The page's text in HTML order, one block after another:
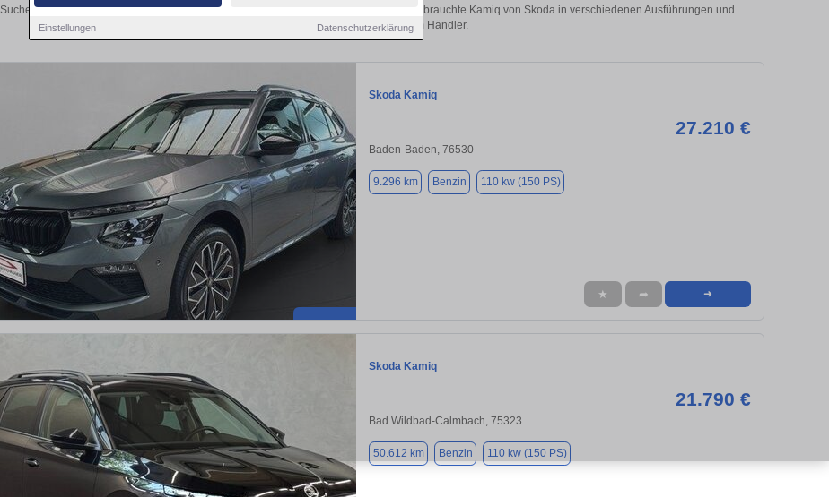
Einstellungen Datenschutzerklärung
Suchen Sie in Bad Herrenalb einen Skoda Kamiq Gebrauchtwagen? Entdecken Sie gebrauchte Kamiq von Skoda in verschiedenen Ausführungen und
Preisklassen von privat und vom Händler.
Skoda Kamiq
27.210 €
Baden-Baden, 76530
9.296 km Benzin 110 kw (150 PS)
★ ➦ ➜
Skoda Kamiq
21.790 €
Bad Wildbad-Calmbach, 75323
50.612 km Benzin 110 kw (150 PS)